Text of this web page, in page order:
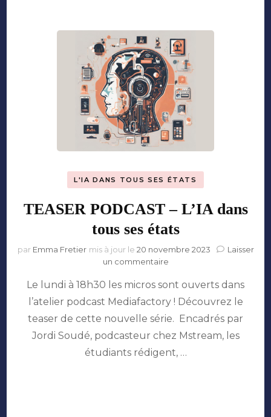
L'IA DANS TOUS SES ÉTATS
TEASER PODCAST – L’IA dans
tous ses états
par Emma Fretier mis à jour le 20 novembre 2023
Laisser
un commentairesur
PODCAST
–
L’IA
dans
tous
états
Le lundi à 18h30 les micros sont ouverts dans
l’atelier podcast Mediafactory ! Découvrez le
teaser de cette nouvelle série. Encadrés par
Jordi Soudé, podcasteur chez Mstream, les
étudiants rédigent, …